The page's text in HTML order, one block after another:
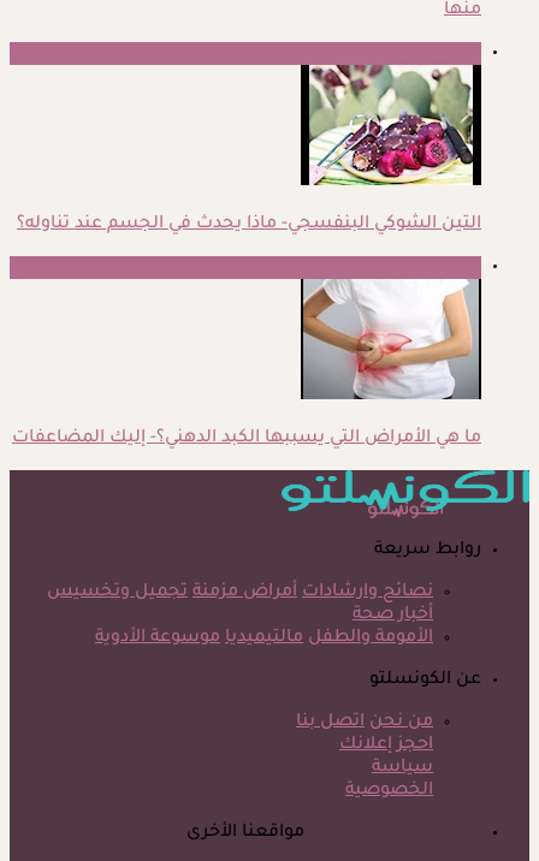
منها
التين الشوكي البنفسجي- ماذا يحدث في الجسم عند تناوله؟
ما هي الأمراض التي يسببها الكبد الدهني؟- إليك المضاعفات
روابط سريعة
نصائح وارشادات أمراض مزمنة تجميل وتخسيس
أخبار صحة
الأمومة والطفل مالتيميديا موسوعة الأدوية
عن الكونسلتو
من نحن اتصل بنا
احجز إعلانك
سياسة
الخصوصية
مواقعنا الأخرى